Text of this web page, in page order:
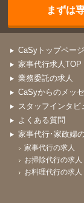
まずは
CaSyトップページ
家事代行求人TOP
業務委託の求人
CaSyからのメッ
スタッフインタビ
よくある質問
家事代行･家政婦
家事代行の求人
お掃除代行の求人
お料理代行の求人